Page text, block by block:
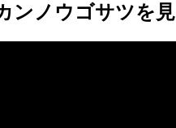
ンノウゴサツを